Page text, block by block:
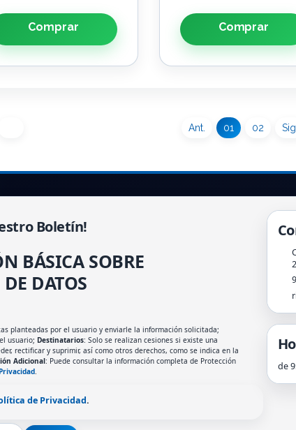
Comprar Comprar
Ant. 01 02 Sig.
Boletín!
BÁSICA SOBRE
DATOS
planteadas por el usuario y enviarle la información solicitada;
usuario; Destinatarios: Solo se realizan cesiones si existe una
rectificar y suprimir, así como otros derechos, como se indica en la
Adicional: Puede consultar la información completa de Protección
.
de Privacidad.
de